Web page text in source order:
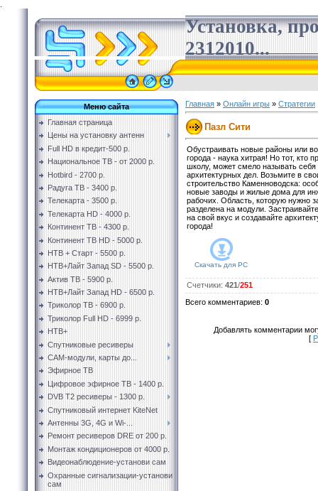
Установка,
2312010...
Меню сайта
Главная страница
Цены на установку антенн
Full HD в кредит-500 р.
Национальное ТВ - от 2000 р.
Hotbird - 2700 р.
Радуга ТВ - 3400 р.
Телекарта - 3500 р.
Телекарта HD - 4000 р.
Континент ТВ - 4300 р.
Континент ТВ HD - 5000 р.
НТВ + Старт - 5500 р.
НТВ+Лайт Запад SD - 5500 р.
Актив ТВ - 5900 р.
НТВ+Лайт Запад HD - 6500 р.
Триколор ТВ - 6900 р.
Триколор Full HD - 6999 р.
НТВ+
Спутниковые ресиверы
CAM-модули, карты до...
Эфирное ТВ
Цифровое эфирное ТВ - 1400 р.
DVB T2 ресиверы - 1300 р.
Спутниковый интернет KiteNet
Антенны 3G, 4G и Wi-...
Ремонт ресиверов DRE от 200 р.
Монтаж кондиционеров от 4000 р.
Видеонаблюдение-установи сам
Охранные сигнализации-установи
сам
Главная » Онлайн игры » Стратегии
Пазл Сити
Обустраивать новые районы или
города - наука хитрая! Но тот, кто
школу, может смело называть
архитектурных дел. Возьмите в
строительство Каменноводска:
новые заводы и жилые дома для
рабочих. Область, которую нужно
разделена на модули.
на свой вкус и создавайте
города!
Скачать для PC
Счетчики: 421 /251
Всего комментариев: 0
Добавлять комментарии
[